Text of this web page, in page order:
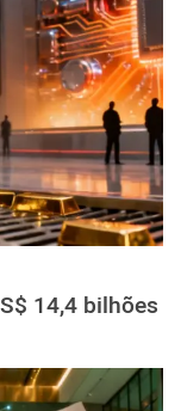
14,4 bilhões